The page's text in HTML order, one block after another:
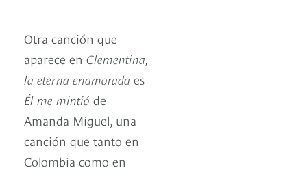
Otra canción que
aparece en Clementina,
la eterna enamorada es
Él me mintió de
Amanda Miguel, una
canción que tanto en
Colombia como en